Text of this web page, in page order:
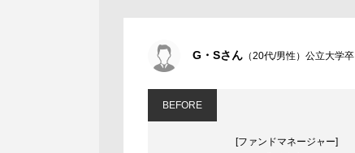
G・Sさん （20代/男性）公立大学卒
BEFORE
[ファンドマネージャー]